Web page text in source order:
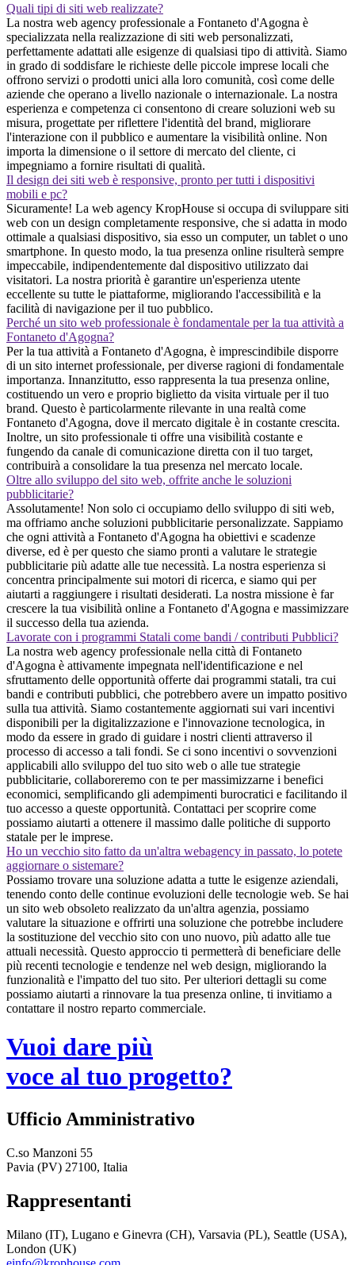
Quali tipi di siti web realizzate?
La nostra web agency professionale a Fontaneto d'Agogna è
specializzata nella realizzazione di siti web personalizzati,
perfettamente adattati alle esigenze di qualsiasi tipo di attività. Siamo
in grado di soddisfare le richieste delle piccole imprese locali che
offrono servizi o prodotti unici alla loro comunità, così come delle
aziende che operano a livello nazionale o internazionale. La nostra
esperienza e competenza ci consentono di creare soluzioni web su
misura, progettate per riflettere l'identità del brand, migliorare
l'interazione con il pubblico e aumentare la visibilità online. Non
importa la dimensione o il settore di mercato del cliente, ci
impegniamo a fornire risultati di qualità.
Il design dei siti web è responsive, pronto per tutti i dispositivi
mobili e pc?
Sicuramente! La web agency KropHouse si occupa di sviluppare siti
web con un design completamente responsive, che si adatta in modo
ottimale a qualsiasi dispositivo, sia esso un computer, un tablet o uno
smartphone. In questo modo, la tua presenza online risulterà sempre
impeccabile, indipendentemente dal dispositivo utilizzato dai
visitatori. La nostra priorità è garantire un'esperienza utente
eccellente su tutte le piattaforme, migliorando l'accessibilità e la
facilità di navigazione per il tuo pubblico.
Perché un sito web professionale è fondamentale per la tua attività a
Fontaneto d'Agogna?
Per la tua attività a Fontaneto d'Agogna, è imprescindibile disporre
di un sito internet professionale, per diverse ragioni di fondamentale
importanza. Innanzitutto, esso rappresenta la tua presenza online,
costituendo un vero e proprio biglietto da visita virtuale per il tuo
brand. Questo è particolarmente rilevante in una realtà come
Fontaneto d'Agogna, dove il mercato digitale è in costante crescita.
Inoltre, un sito professionale ti offre una visibilità costante e
fungendo da canale di comunicazione diretta con il tuo target,
contribuirà a consolidare la tua presenza nel mercato locale.
Oltre allo sviluppo del sito web, offrite anche le soluzioni
pubblicitarie?
Assolutamente! Non solo ci occupiamo dello sviluppo di siti web,
ma offriamo anche soluzioni pubblicitarie personalizzate. Sappiamo
che ogni attività a Fontaneto d'Agogna ha obiettivi e scadenze
diverse, ed è per questo che siamo pronti a valutare le strategie
pubblicitarie più adatte alle tue necessità. La nostra esperienza si
concentra principalmente sui motori di ricerca, e siamo qui per
aiutarti a raggiungere i risultati desiderati. La nostra missione è far
crescere la tua visibilità online a Fontaneto d'Agogna e massimizzare
il successo della tua azienda.
Lavorate con i programmi Statali come bandi / contributi Pubblici?
La nostra web agency professionale nella città di Fontaneto
d'Agogna è attivamente impegnata nell'identificazione e nel
sfruttamento delle opportunità offerte dai programmi statali, tra cui
bandi e contributi pubblici, che potrebbero avere un impatto positivo
sulla tua attività. Siamo costantemente aggiornati sui vari incentivi
disponibili per la digitalizzazione e l'innovazione tecnologica, in
modo da essere in grado di guidare i nostri clienti attraverso il
processo di accesso a tali fondi. Se ci sono incentivi o sovvenzioni
applicabili allo sviluppo del tuo sito web o alle tue strategie
pubblicitarie, collaboreremo con te per massimizzarne i benefici
economici, semplificando gli adempimenti burocratici e facilitando il
tuo accesso a queste opportunità. Contattaci per scoprire come
possiamo aiutarti a ottenere il massimo dalle politiche di supporto
statale per le imprese.
Ho un vecchio sito fatto da un'altra webagency in passato, lo potete
aggiornare o sistemare?
Possiamo trovare una soluzione adatta a tutte le esigenze aziendali,
tenendo conto delle continue evoluzioni delle tecnologie web. Se hai
un sito web obsoleto realizzato da un'altra agenzia, possiamo
valutare la situazione e offrirti una soluzione che potrebbe includere
la sostituzione del vecchio sito con uno nuovo, più adatto alle tue
attuali necessità. Questo approccio ti permetterà di beneficiare delle
più recenti tecnologie e tendenze nel web design, migliorando la
funzionalità e l'impatto del tuo sito. Per ulteriori dettagli su come
possiamo aiutarti a rinnovare la tua presenza online, ti invitiamo a
contattare il nostro reparto commerciale.
Vuoi dare più
voce al tuo progetto?
Ufficio Amministrativo
C.so Manzoni 55
Pavia (PV) 27100, Italia
Rappresentanti
Milano (IT), Lugano e Ginevra (CH), Varsavia (PL), Seattle (USA),
London (UK)